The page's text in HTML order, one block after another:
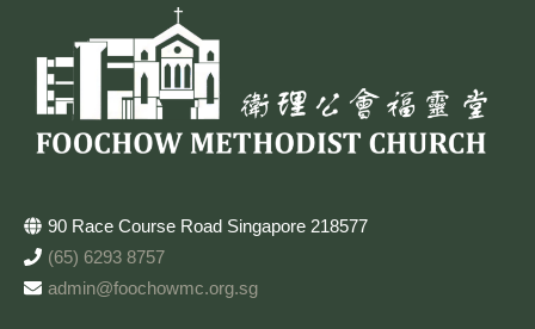
90 Race Course Road Singapore 218577
(65) 6293 8757
admin@foochowmc.org.sg